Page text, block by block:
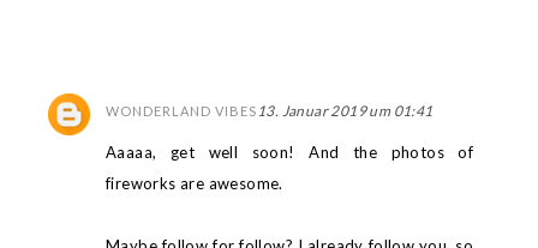
WONDERLAND VIBES 13. Januar 2019 um 01:41
Aaaaa, get well soon! And the photos of
fireworks are awesome.